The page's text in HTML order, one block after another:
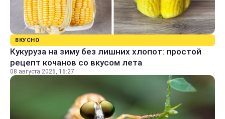
ВКУСНО
Кукуруза на зиму без лишних хлопот: простой
рецепт кочанов со вкусом лета
08 августа 2026, 16:27